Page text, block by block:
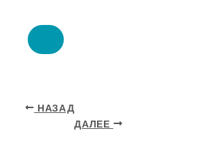
НАЗАД
ДАЛЕЕ